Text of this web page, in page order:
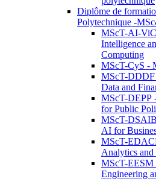
Diplôme de
Polytechnique -
MScT-AI-
Intelligence
Computing
MScT-CyS -
MScT-DDDF
Data and
MScT-DEPP
for Public
MScT-
AI for
MScT-
Analytics and
MScT-EESM
Engineering